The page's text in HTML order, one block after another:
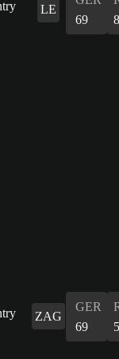
LE
69
ZAG
GER
69